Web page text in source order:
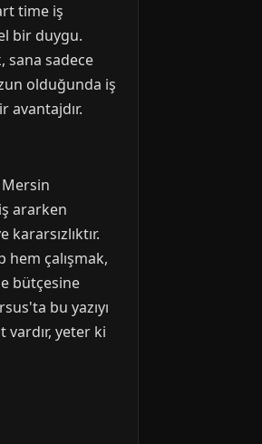
time iş
bir duygu.
sana sadece
olduğunda iş
avantajdır.
ararken
çalışmak,
bütçesine
bu yazıyı
yeter ki